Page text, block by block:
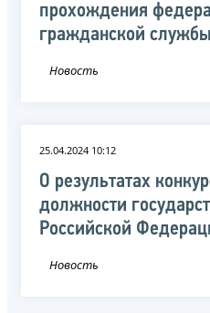
прохождения
гражданской службы
Новость
25.04.2024 10:12
О результатах
должности
Российской
Новость